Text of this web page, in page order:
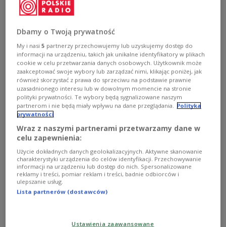
Jubileusze, legendy sceny jazzowej, spotkania a do tego
ogrom muzyki. To wszystko czekać będzie na festiwalu
Jazz Jamboree 2025. Tegoroczny program zdominują
projekty specjalne gwiazd polskiego jazzu: Piotra
Damasiewicza, Adama Pierończyka i Kazimierza
Jonkisza.
Zobacz więcej na temat:Jazz Jamboree
Roch Siciński
Dwójka
Jazz KULTURA Mariusz Adamiak
Dbamy o Twoją prywatność
My i nasi5 partnerzy przechowujemy lub uzyskujemy dostęp do
informacji na urządzeniu, takich jak unikalne identyfikatory w plikach
cookie w celu przetwarzania danych osobowych. Użytkownik może
zaakceptować swoje wybory lub zarządzać nimi, klikając poniżej, jak
również skorzystać z prawa do sprzeciwu na podstawie prawnie
uzasadnionego interesu lub w dowolnym momencie na stronie
polityki prywatności. Te wybory będą sygnalizowane naszym
partnerom i nie będą miały wpływu na dane przeglądania. Polityka
prywatności
Wraz z naszymi partnerami przetwarzamy dane w
celu zapewnienia:
Użycie dokładnych danych geolokalizacyjnych. Aktywne skanowanie
charakterystyki urządzenia do celów identyfikacji. Przechowywanie
informacji na urządzeniu lub dostęp do nich. Spersonalizowane
reklamy i treści, pomiar reklam i treści, badnie odbiorców i
ulepszanie usług.
Lista partnerów (dostawców)
Ustawienia zaawansowane